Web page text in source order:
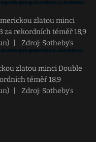
zlatou minci
za rekordních téměř 18,9
Zdroj: Sotheby's
zlatou minci Double
téměř 18,9
Zdroj: Sotheby's